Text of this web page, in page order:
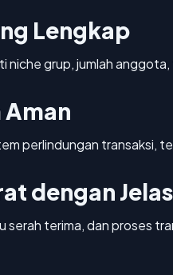
Lengkap
niche grup, jumlah
perlindungan transaksi,
dengan Jelas
terima, dan proses